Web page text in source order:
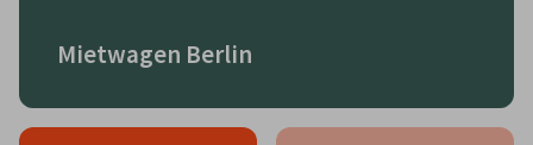
Mietwagen Berlin